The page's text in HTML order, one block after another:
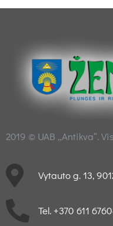
2019 © UAB „Antikva“.
Vytauto g. 13,
Tel. +370 611